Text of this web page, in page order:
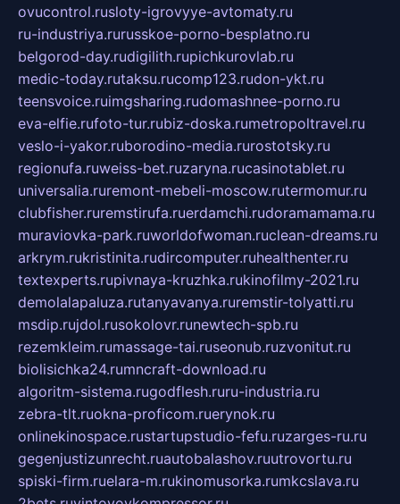
ovucontrol.rusloty-igrovyye-avtomaty.ru
ru-industriya.rurusskoe-porno-besplatno.ru
belgorod-day.rudigilith.rupichkurovlab.ru
medic-today.rutaksu.rucomp123.rudon-ykt.ru
teensvoice.ruimgsharing.rudomashnee-porno.ru
eva-elfie.rufoto-tur.rubiz-doska.rumetropoltravel.ru
veslo-i-yakor.ruborodino-media.rurostotsky.ru
regionufa.ruweiss-bet.ruzaryna.rucasinotablet.ru
universalia.ruremont-mebeli-moscow.rutermomur.ru
clubfisher.ruremstirufa.ruerdamchi.rudoramamama.ru
muraviovka-park.ruworldofwoman.ruclean-dreams.ru
arkrym.rukristinita.rudircomputer.ruhealthenter.ru
textexperts.rupivnaya-kruzhka.rukinofilmy-2021.ru
demolalapaluza.rutanyavanya.ruremstir-tolyatti.ru
msdip.rujdol.rusokolovr.runewtech-spb.ru
rezemkleim.rumassage-tai.ruseonub.ruzvonitut.ru
biolisichka24.rumncraft-download.ru
algoritm-sistema.rugodflesh.ruru-industria.ru
zebra-tlt.ruokna-proficom.ruerynok.ru
onlinekinospace.rustartupstudio-fefu.ruzarges-ru.ru
gegenjustizunrecht.ruautobalashov.ruutrovortu.ru
spiski-firm.ruelara-m.rukinomusorka.rumkcslava.ru